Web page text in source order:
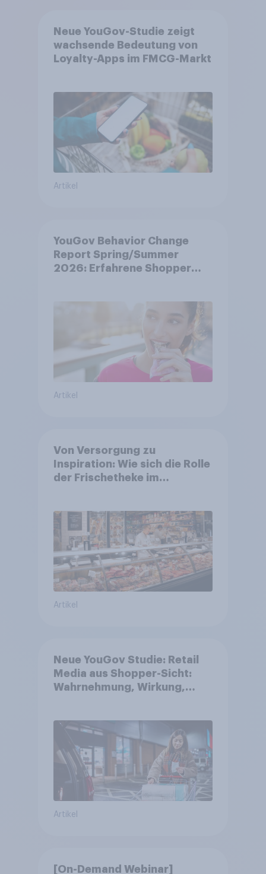
Neue YouGov-Studie zeigt
wachsende Bedeutung von
Loyalty-Apps im FMCG-Markt
Artikel
YouGov Behavior Change
Report Spring/Summer
2026: Erfahrene Shopper
Artikel
Von Versorgung zu
Inspiration: Wie sich die Rolle
der Frischetheke im
Artikel
Neue YouGov Studie: Retail
Media aus Shopper-Sicht:
Wahrnehmung, Wirkung,
Artikel
[On-Demand Webinar]